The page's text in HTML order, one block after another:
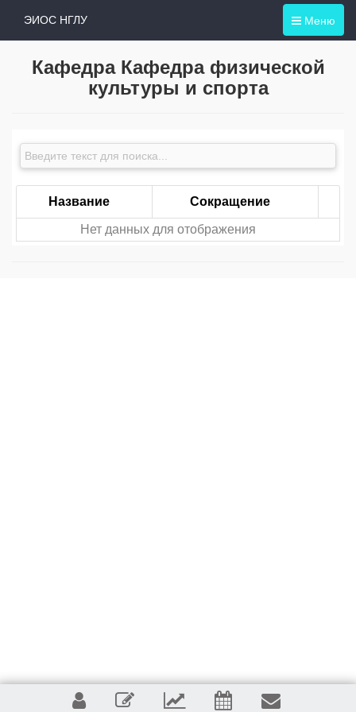
Меню
ЭИОС НГЛУ
Кафедра Кафедра физической
культуры и спорта
Название Сокращение
Нет данных для отображения